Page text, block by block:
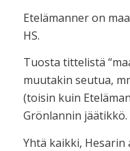
Etelämanner on
HS.
Tuosta tittelistä
muutakin seutua,
(toisin kuin
Grönlannin jäätikkö.
Yhtä kaikki,